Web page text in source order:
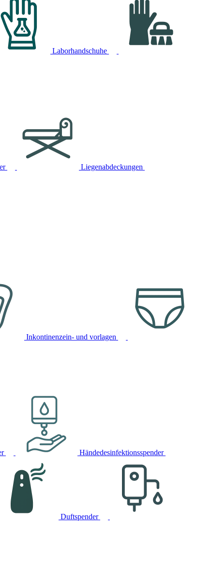
Laborhandschuhe
Liegenabdeckungen
Inkontinenzein- und vorlagen
Händedesinfektionsspender
Duftspender